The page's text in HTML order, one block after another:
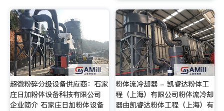
超微粉碎分级设备供应商：石家
庄日加粉体设备科技有限公司
企业简介 石家庄日加粉体设备
粉体流冷却器 - 凯睿达粉体工
程（上海）有限公司粉体流冷却
器由凯睿达粉体工程（上海）有